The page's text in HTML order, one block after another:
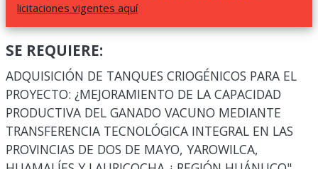
licitaciones vigentes aquí
SE REQUIERE:
ADQUISICIÓN DE TANQUES CRIOGÉNICOS PARA EL
PROYECTO: ¿MEJORAMIENTO DE LA CAPACIDAD
PRODUCTIVA DEL GANADO VACUNO MEDIANTE
TRANSFERENCIA TECNOLÓGICA INTEGRAL EN LAS
PROVINCIAS DE DOS DE MAYO, YAROWILCA,